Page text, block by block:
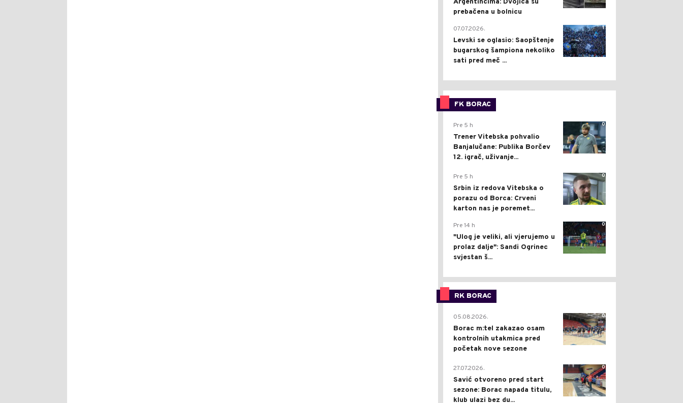
Argentincima: Dvojica su
prebačena u bolnicu
1
07.07.2026.
Levski se oglasio: Saopštenje
bugarskog šampiona nekoliko
sati pred meč ...
FK BORAC
0
Pre 5 h
Trener Vitebska pohvalio
Banjalučane: Publika Borčev
12. igrač, uživanje...
0
Pre 5 h
Srbin iz redova Vitebska o
porazu od Borca: Crveni
karton nas je poremet...
0
Pre 14 h
"Ulog je veliki, ali vjerujemo u
prolaz dalje": Sandi Ogrinec
svjestan š...
RK BORAC
0
05.08.2026.
Borac m:tel zakazao osam
kontrolnih utakmica pred
početak nove sezone
0
27.07.2026.
Savić otvoreno pred start
sezone: Borac napada titulu,
klub ulazi bez du...